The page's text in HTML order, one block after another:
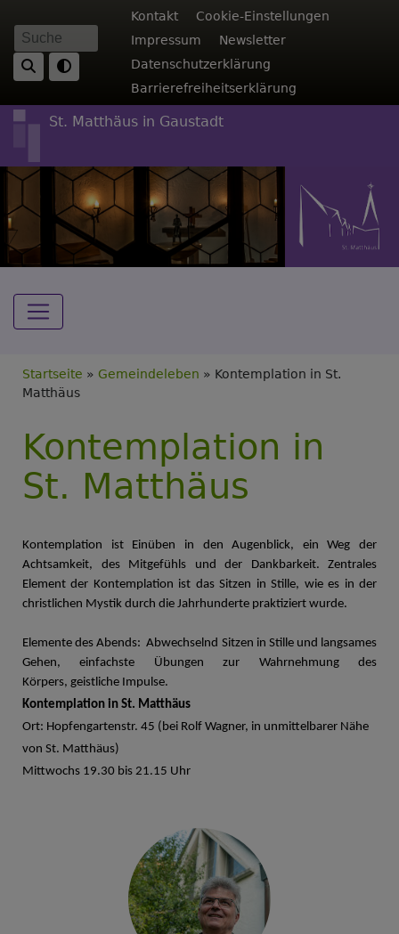
zum
Inhalt
Suche
Fußbereichsmenü
Kontakt
Cookie-Einstellungen
Impressum
Newsletter
Datenschutzerklärung
Barrierefreiheitserklärung
St. Matthäus in Gaustadt
Hauptnavigation
Breadcrumb
Startseite Gemeindeleben
Kontemplation in St.
Matthäus
Kontemplation in
St. Matthäus
Kontemplation ist Einüben in den Augenblick, ein Weg der
Achtsamkeit, des Mitgefühls und der Dankbarkeit.
Zentrales
Element der Kontemplation ist das Sitzen in Stille, wie es in der
christlichen Mystik durch die Jahrhunderte praktiziert wurde.
Elemente des Abends: Abwechselnd Sitzen in Stille und langsames
Gehen, einfachste Übungen zur Wahrnehmung des
Körpers, geistliche Impulse.
Kontemplation in St. Matthäus
Ort: Hopfengartenstr. 45 (bei Rolf Wagner, in unmittelbarer Nähe
von St. Matthäus)
Mittwochs 19.30 bis 21.15 Uhr